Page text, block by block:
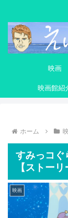
映画
映画館紹
ホーム
すみっコぐ
【ストー
映画